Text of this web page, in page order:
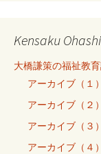
Kensaku
大橋謙策の福祉教
アーカイブ（１
アーカイブ（２
アーカイブ（３
アーカイブ（４